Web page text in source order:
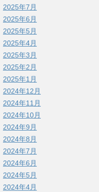
2025年7月
2025年6月
2025年5月
2025年4月
2025年3月
2025年2月
2025年1月
2024年12月
2024年11月
2024年10月
2024年9月
2024年8月
2024年7月
2024年6月
2024年5月
2024年4月